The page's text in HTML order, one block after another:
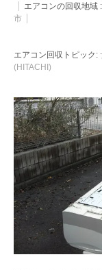
エアコンの回収地域 :
市
エアコン回収トピック:
(HITACHI)